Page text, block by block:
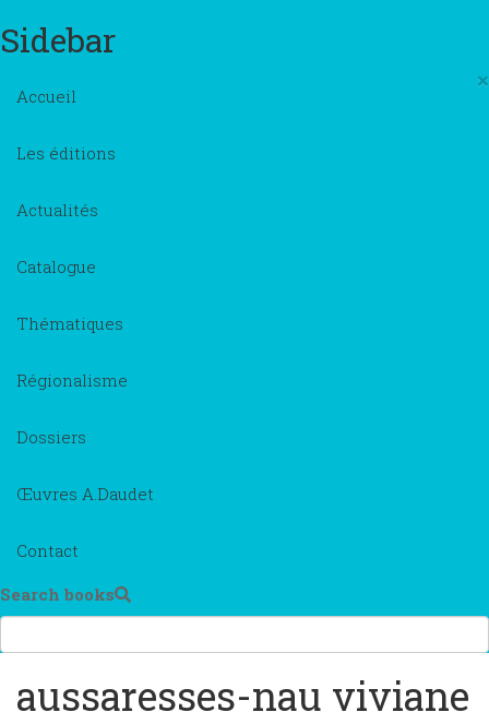
Sidebar
×
Accueil
Les éditions
Actualités
Catalogue
Thématiques
Régionalisme
Dossiers
Œuvres A.Daudet
Contact
Search books
aussaresses-nau viviane